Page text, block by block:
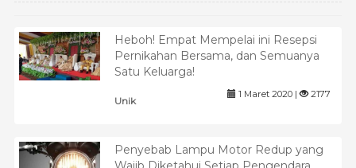
Heboh! Empat Mempelai ini Resepsi
Pernikahan Bersama, dan Semuanya
Satu Keluarga!
Unik
1 Maret 2020 | 2177
Penyebab Lampu Motor Redup yang